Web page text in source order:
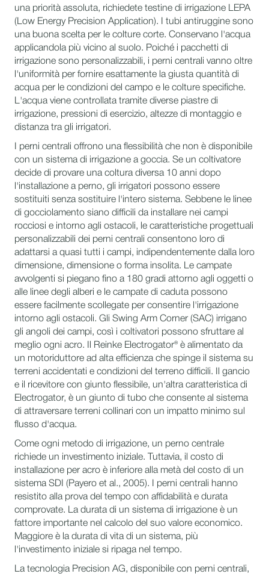
una priorità assoluta, richiedete testine di irrigazione LEPA
(Low Energy Precision Application). I tubi antiruggine sono
una buona scelta per le colture corte. Conservano l'acqua
applicandola più vicino al suolo. Poiché i pacchetti di
irrigazione sono personalizzabili, i perni centrali vanno oltre
l'uniformità per fornire esattamente la giusta quantità di
acqua per le condizioni del campo e le colture specifiche.
L'acqua viene controllata tramite diverse piastre di
irrigazione, pressioni di esercizio, altezze di montaggio e
distanza tra gli irrigatori.
I perni centrali offrono una flessibilità che non è disponibile
con un sistema di irrigazione a goccia. Se un coltivatore
decide di provare una coltura diversa 10 anni dopo
l'installazione a perno, gli irrigatori possono essere
sostituiti senza sostituire l'intero sistema. Sebbene le linee
di gocciolamento siano difficili da installare nei campi
rocciosi e intorno agli ostacoli, le caratteristiche progettuali
personalizzabili dei perni centrali consentono loro di
adattarsi a quasi tutti i campi, indipendentemente dalla loro
dimensione, dimensione o forma insolita. Le campate
avvolgenti si piegano fino a 180 gradi attorno agli oggetti o
alle linee degli alberi e le campate di caduta possono
essere facilmente scollegate per consentire l'irrigazione
intorno agli ostacoli. Gli Swing Arm Corner (SAC) irrigano
gli angoli dei campi, così i coltivatori possono sfruttare al
meglio ogni acro. Il Reinke Electrogator® è alimentato da
un motoriduttore ad alta efficienza che spinge il sistema su
terreni accidentati e condizioni del terreno difficili. Il gancio
e il ricevitore con giunto flessibile, un'altra caratteristica di
Electrogator, è un giunto di tubo che consente al sistema
di attraversare terreni collinari con un impatto minimo sul
flusso d'acqua.
Come ogni metodo di irrigazione, un perno centrale
richiede un investimento iniziale. Tuttavia, il costo di
installazione per acro è inferiore alla metà del costo di un
sistema SDI (Payero et al., 2005). I perni centrali hanno
resistito alla prova del tempo con affidabilità e durata
comprovate. La durata di un sistema di irrigazione è un
fattore importante nel calcolo del suo valore economico.
Maggiore è la durata di vita di un sistema, più
l'investimento iniziale si ripaga nel tempo.
La tecnologia Precision AG, disponibile con perni centrali,